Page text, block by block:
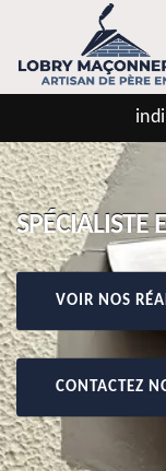
SPÉCIALISTE
VOIR NOS
CONTACTEZ